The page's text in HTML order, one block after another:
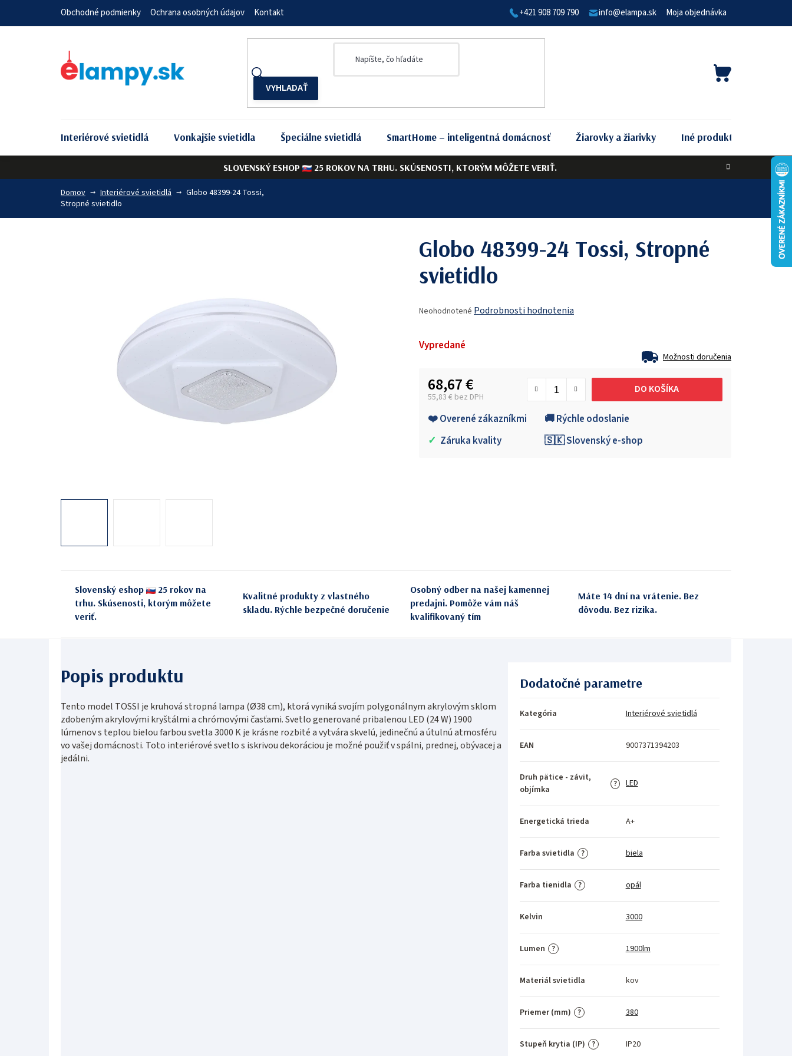
SLOVENSKÝ ESHOP 25 ROKOV NA TRHU. SKÚSENOSTI, KTORÝM MÔŽETE VERIŤ.
Obchodné podmienky Ochrana osobných údajov Kontakt +421 908 709 790 info@elampa.sk Moja objednávka
NÁKUPNÝ
KOŠÍK
Interiérové svietidlá Vonkajšie svietidla Špeciálne svietidlá SmartHome – inteligentná domácnosť Žiarovky a žiarivky Iné produkty
Domov Interiérové svietidlá
Globo 48399-24 Tossi,
Stropné svietidlo
Globo 48399-24 Tossi, Stropné
svietidlo
hodnotenie
je
0,0
hviezdičiek.
Neohodnotené Podrobnosti hodnotenia
Vypredané
Možnosti doručenia
68,67 €
55,83 € bez DPH
DO KOŠÍKA
❤️ Overené zákazníkmi
🚚 Rýchle odoslanie
✓ Záruka kvality 🇸🇰 Slovenský e-shop
Slovenský eshop
25 rokov na
trhu. Skúsenosti, ktorým môžete
veriť.
Kvalitné produkty z vlastného
skladu. Rýchle bezpečné doručenie
Osobný odber na našej kamennej
predajni. Pomôže vám náš
kvalifikovaný tím
Máte 14 dní na vrátenie. Bez
dôvodu. Bez rizika.
Tento model TOSSI je kruhová stropná lampa (Ø38 cm), ktorá vyniká svojím polygonálnym akrylovým sklom
zdobeným akrylovými kryštálmi a chrómovými časťami. Svetlo generované pribalenou LED (24 W) 1900
lúmenov s teplou bielou farbou svetla 3000 K je krásne rozbité a vytvára skvelú, jedinečnú a útulnú atmosféru
vo vašej domácnosti. Toto interiérové svetlo s iskrivou dekoráciou je možné použiť v spálni, prednej, obývacej a
jedálni.
Dodatočné parametre
Kategória Interiérové svietidlá
EAN 9007371394203
?
Druh pätice - závit,
objímka
LED
Energetická trieda A+
?
Farba svietidla biela
?
Farba tienidla opál
Kelvin 3000
?
Lumen 1900lm
Materiál svietidla kov
?
Priemer (mm) 380
?
Stupeň krytia (IP) IP20